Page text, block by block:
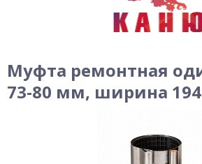
Муфта ремонтная
73-80 мм, ширина